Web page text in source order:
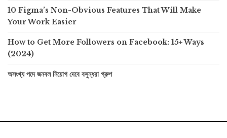
10 Figma’s Non-Obvious Features That Will Make
Your Work Easier
How to Get More Followers on Facebook: 15+ Ways
(2024)
অসংখ্য পদে জনবল নিয়োগ দেবে বসুন্ধরা গ্রুপ